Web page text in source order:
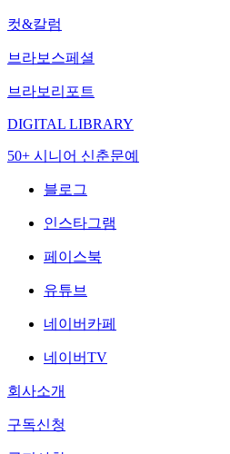
컷&칼럼
브라보스페셜
브라보리포트
DIGITAL LIBRARY
50+ 시니어 신춘문예
블로그
인스타그램
페이스북
유튜브
네이버카페
네이버TV
회사소개
구독신청